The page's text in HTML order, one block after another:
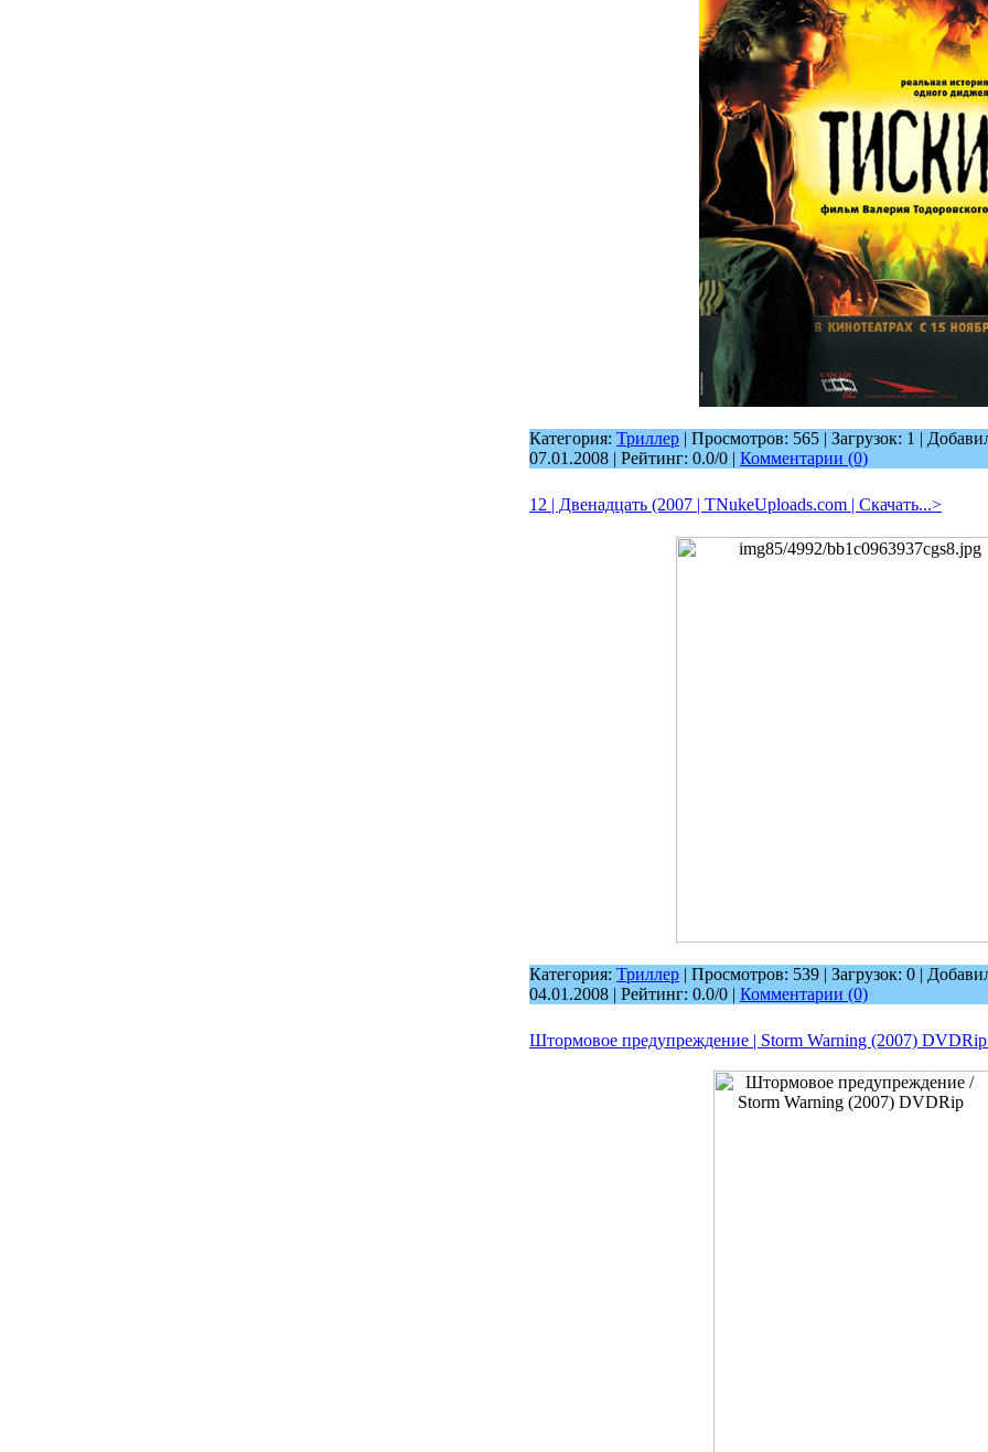
Категория: Триллер| Просмотров: 565 | Загрузок: 1 |
07.01.2008| Рейтинг: 0.0/0 | Комментарии (0)
12 | Двенадцать (2007 | ТNukeUploads.com | Скачать...>
Категория: Триллер| Просмотров: 539 | Загрузок: 0 |
04.01.2008| Рейтинг: 0.0/0 | Комментарии (0)
Штормовое предупреждение | Storm Warning (2007) DVDRip